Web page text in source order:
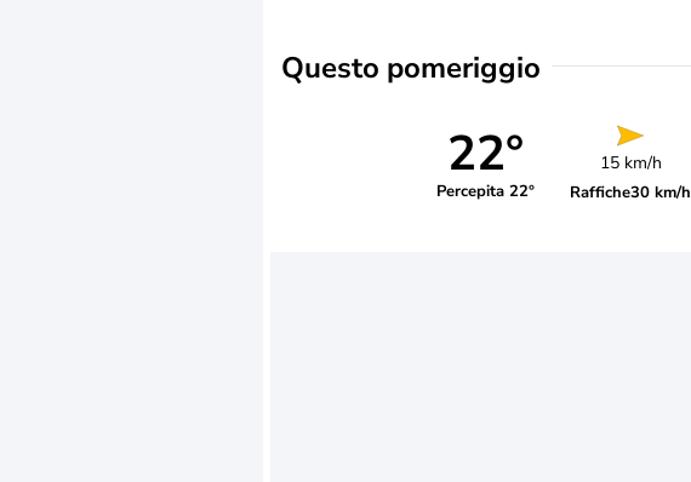
Questo pomeriggio
22°
Percepita 22°
15 km/h
Raffiche30 km/h